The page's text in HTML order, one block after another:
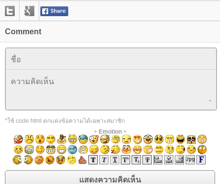
Comment
*ใช้ code html ตกแต่งข้อความได้เฉพาะสมาชิก
+ Emotion+